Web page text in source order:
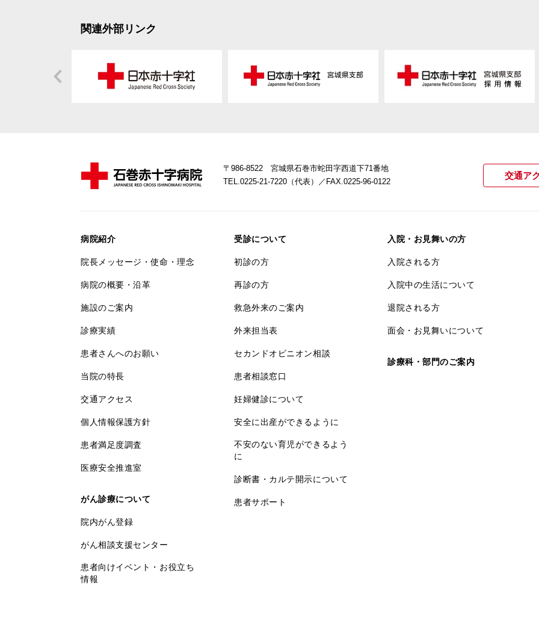
関連外部リンク
〒986-8522 宮城県石巻市蛇田字西道下71番地
TEL.0225-21-7220（代表）
／FAX.0225-96-0122
交通ア
病院紹介
院長メッセージ・使命・理念
病院の概要・沿革
施設のご案内
診療実績
患者さんへのお願い
当院の特長
交通アクセス
個人情報保護方針
患者満足度調査
医療安全推進室
がん診療について
院内がん登録
がん相談支援センター
患者向けイベント・お役立ち
情報
受診について
初診の方
再診の方
救急外来のご案内
外来担当表
セカンドオピニオン相談
患者相談窓口
妊婦健診について
安全に出産ができるように
不安のない育児ができるよう
に
診断書・カルテ開示について
患者サポート
入院・お見舞いの方
入院される方
入院中の生活について
退院される方
面会・お見舞いについて
診療科・部門のご案内